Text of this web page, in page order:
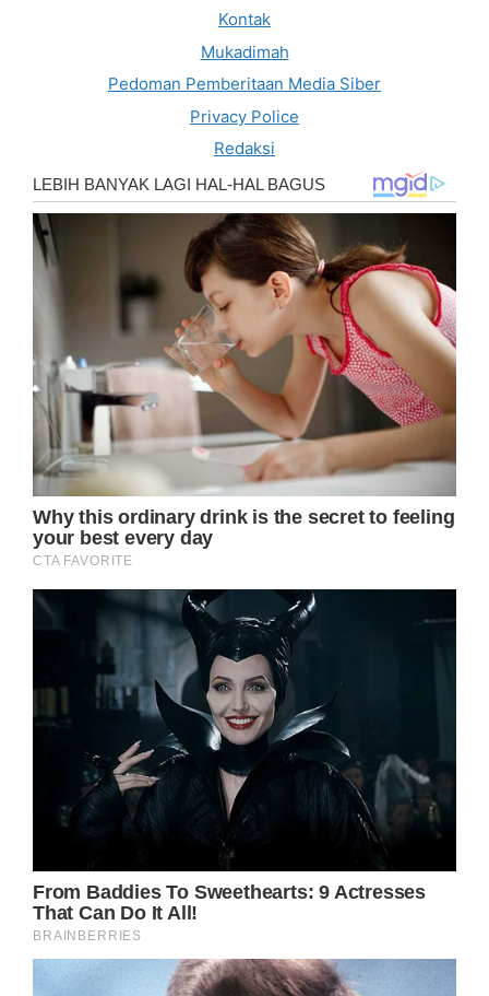
Kontak
Mukadimah
Pedoman Pemberitaan Media Siber
Privacy Police
Redaksi